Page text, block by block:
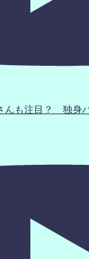
んも注目？ 独身